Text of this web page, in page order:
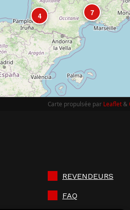
4 7
Carte propulsée par Leaflet &
REVENDEURS
FAQ